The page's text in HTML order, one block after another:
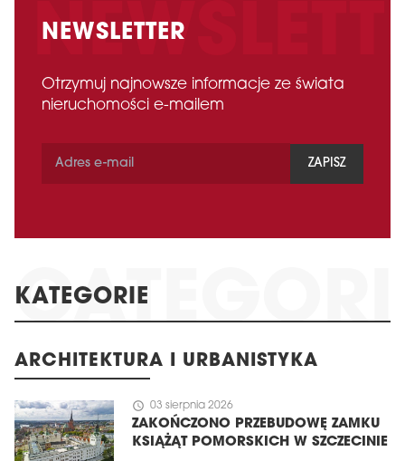
NEWSLETTER
Otrzymuj najnowsze informacje ze świata
nieruchomości e-mailem
ZAPISZ
KATEGORIE
ARCHITEKTURA I URBANISTYKA
schedule 03 sierpnia 2026
ZAKOŃCZONO PRZEBUDOWĘ ZAMKU
KSIĄŻĄT POMORSKICH W SZCZECINIE